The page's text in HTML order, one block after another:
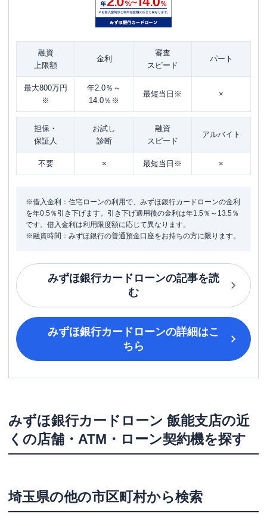
融資
上限額
金利
審査
スピード
パート
最大800万円
※
年2.0％～
14.0％※
最短当日※ ×
担保・
保証人
お試し
診断
融資
スピード
アルバイト
不要 × 最短当日※ ×
※借入金利：住宅ローンの利用で、みずほ銀行カードローンの金利
を年0.5％引き下げます。引き下げ適用後の金利は年1.5％～13.5％
です。借入金利は利用限度額に応じて異なります。
※融資時間：みずほ銀行の普通預金口座をお持ちの方に限ります。
みずほ銀行カードローンの記事を読
む
みずほ銀行カードローンの詳細はこ
ちら
みずほ銀行カードローン 飯能支店の近
くの店舗・ATM・ローン契約機を探す
埼玉県の他の市区町村から検索